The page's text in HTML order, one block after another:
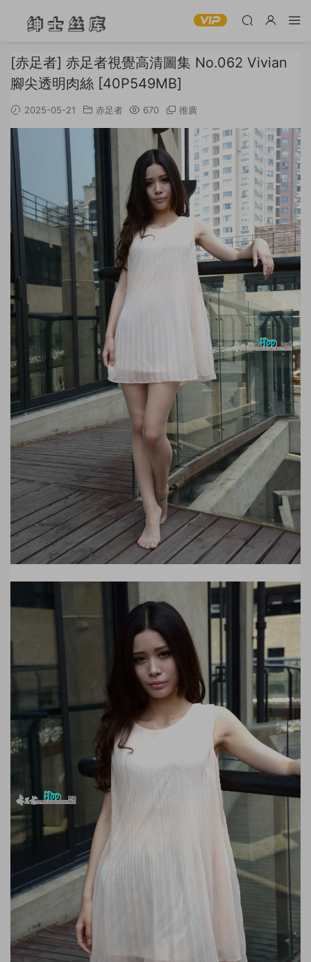
[赤足者] 赤足者視覺高清圖集 No.062 Vivian
腳尖透明肉絲 [40P549MB]
2025-05-21 赤足者 670 推廣